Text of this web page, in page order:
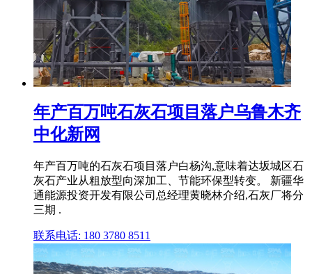
年产百万吨石灰石项目落户乌鲁木齐
中化新网
年产百万吨的石灰石项目落户白杨沟,意味着达坂城区石
灰石产业从粗放型向深加工、节能环保型转变。 新疆华
通能源投资开发有限公司总经理黄晓林介绍,石灰厂将分
三期 .
联系电话: 180 3780 8511